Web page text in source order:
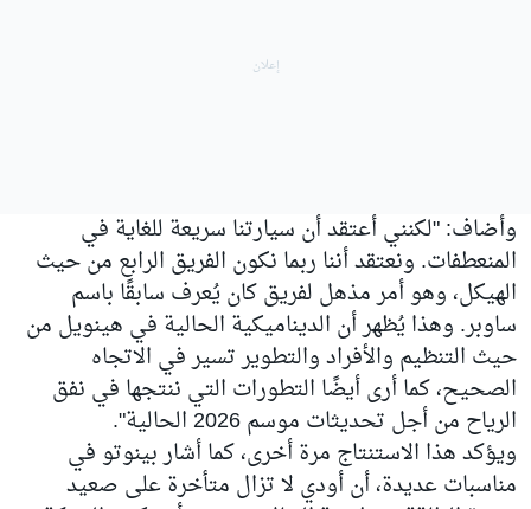
وأضاف: "لكنني أعتقد أن سيارتنا سريعة للغاية في
المنعطفات. ونعتقد أننا ربما نكون الفريق الرابع من حيث
الهيكل، وهو أمر مذهل لفريق كان يُعرف سابقًا باسم
ساوبر. وهذا يُظهر أن الديناميكية الحالية في هينويل من
حيث التنظيم والأفراد والتطوير تسير في الاتجاه
الصحيح، كما أرى أيضًا التطورات التي ننتجها في نفق
الرياح من أجل تحديثات موسم 2026 الحالية".
ويؤكد هذا الاستنتاج مرة أخرى، كما أشار بينوتو في
مناسبات عديدة، أن أودي لا تزال متأخرة على صعيد